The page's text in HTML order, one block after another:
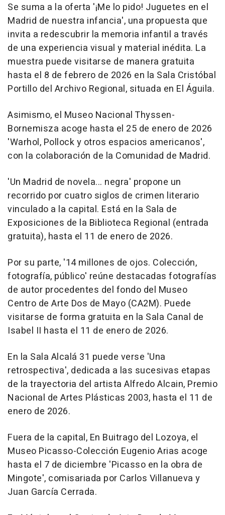
Se suma a la oferta '¡Me lo pido! Juguetes en el
Madrid de nuestra infancia', una propuesta que
invita a redescubrir la memoria infantil a través
de una experiencia visual y material inédita. La
muestra puede visitarse de manera gratuita
hasta el 8 de febrero de 2026 en la Sala Cristóbal
Portillo del Archivo Regional, situada en El Águila.
Asimismo, el Museo Nacional Thyssen-
Bornemisza acoge hasta el 25 de enero de 2026
'Warhol, Pollock y otros espacios americanos',
con la colaboración de la Comunidad de Madrid.
'Un Madrid de novela... negra' propone un
recorrido por cuatro siglos de crimen literario
vinculado a la capital. Está en la Sala de
Exposiciones de la Biblioteca Regional (entrada
gratuita), hasta el 11 de enero de 2026.
Por su parte, '14 millones de ojos. Colección,
fotografía, público' reúne destacadas fotografías
de autor procedentes del fondo del Museo
Centro de Arte Dos de Mayo (CA2M). Puede
visitarse de forma gratuita en la Sala Canal de
Isabel II hasta el 11 de enero de 2026.
En la Sala Alcalá 31 puede verse 'Una
retrospectiva', dedicada a las sucesivas etapas
de la trayectoria del artista Alfredo Alcain, Premio
Nacional de Artes Plásticas 2003, hasta el 11 de
enero de 2026.
Fuera de la capital, En Buitrago del Lozoya, el
Museo Picasso-Colección Eugenio Arias acoge
hasta el 7 de diciembre 'Picasso en la obra de
Mingote', comisariada por Carlos Villanueva y
Juan García Cerrada.